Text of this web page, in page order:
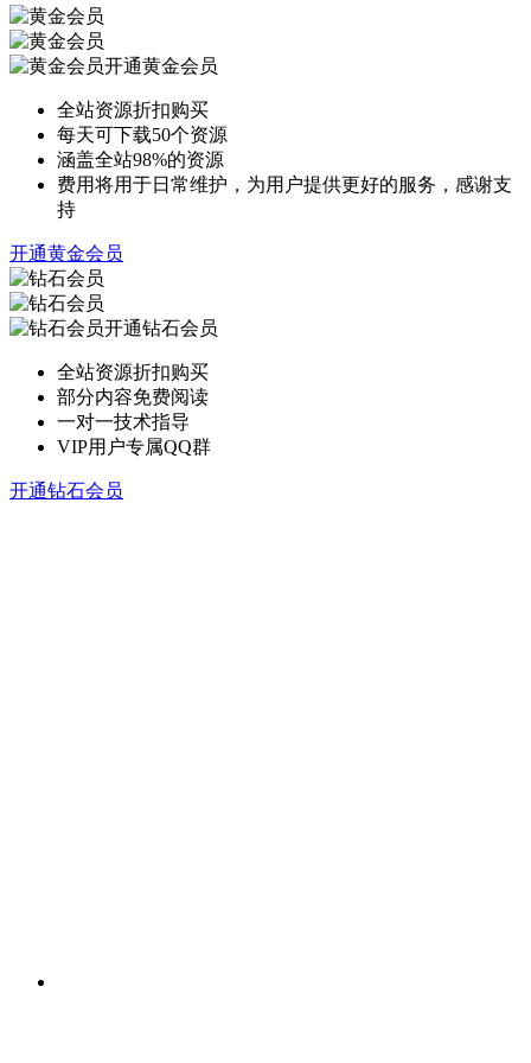
开通黄金会员
全站资源折扣购买
每天可下载50个资源
涵盖全站98%的资源
费用将用于日常维护，为用户提供更好的服务，感谢支
持
开通黄金会员
开通钻石会员
全站资源折扣购买
部分内容免费阅读
一对一技术指导
VIP用户专属QQ群
开通钻石会员